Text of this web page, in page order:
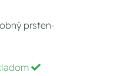
prsten-